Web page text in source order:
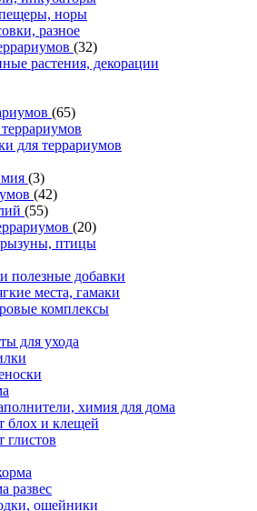
норы
разное
(32)
растения, декорации
(65)
для террариумов
(3)
(42)
(55)
(20)
птицы
полезные добавки
места, гамаки
комплексы
для ухода
химия для дома
блох и клещей
глистов
развес
ошейники